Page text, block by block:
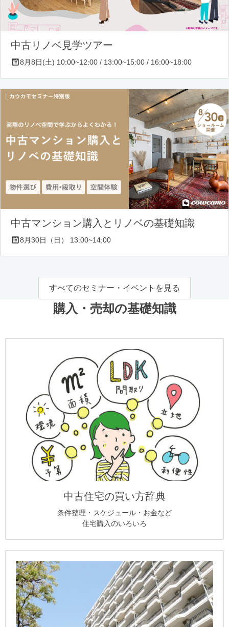
中古リノベ見学ツアー
8月8日(土) 10:00~12:00 / 13:00~15:00 / 16:00~18:00
中古マンション購入とリノベの基礎知識
8月30日（日） 13:00~14:00
すべてのセミナー・イベントを見る
購入・売却の基礎知識
中古住宅の買い方辞典
条件整理・スケジュール・お金など
住宅購入のいろいろ